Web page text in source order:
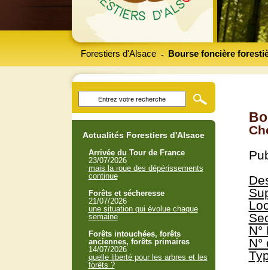
Forestiers d'Alsace Bourse foncière
-
N°
N°
Actualités Forestiers d'Alsace
Arrivée du Tour de France
23/07/2026
mais la roue des dépérissements
continue
Forêts et sécheresse
21/07/2026
une situation qui évolue chaque
semaine
Forêts intouchées, forêts
anciennes, forêts primaires
14/07/2026
quelle liberté pour les arbres et les
forêts ?